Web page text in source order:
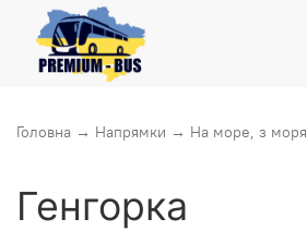
Головна → Напрямки → На море, з моря
Генгорка